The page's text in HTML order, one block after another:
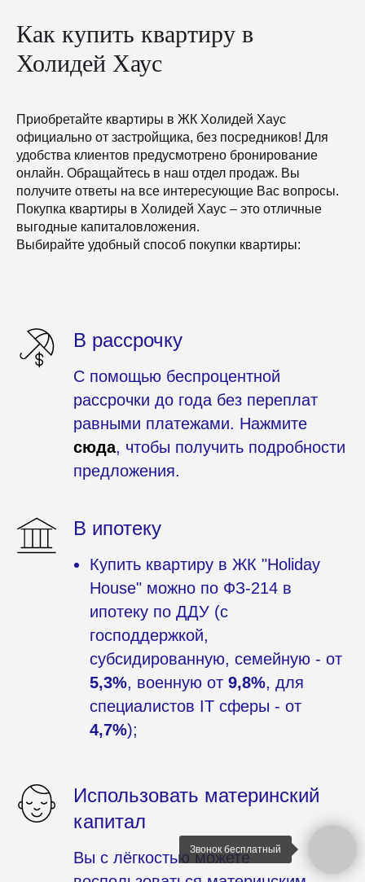
Как купить квартиру в
Холидей Хаус
Приобретайте квартиры в ЖК Холидей Хаус
официально от застройщика, без посредников! Для
удобства клиентов предусмотрено бронирование
онлайн. Обращайтесь в наш отдел продаж. Вы
получите ответы на все интересующие Вас вопросы.
Покупка квартиры в Холидей Хаус – это отличные
выгодные капиталовложения.
Выбирайте удобный способ покупки квартиры:
В рассрочку
С помощью беспроцентной
рассрочки до года без переплат
равными платежами. Нажмите
сюда, чтобы получить подробности
предложения.
В ипотеку
Купить квартиру в ЖК "Holiday
House" можно по ФЗ-214 в
ипотеку по ДДУ (с
господдержкой,
субсидированную, семейную - от
5,3%, военную от 9,8%, для
специалистов IT сферы - от
4,7%);
Использовать материнский
капитал
Вы с лёгкостью можете
Звонок бесплатный